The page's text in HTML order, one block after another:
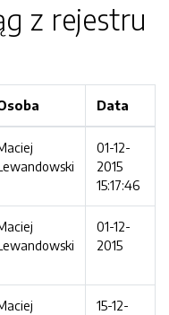
z rejestru
Data
01-12-
2015
15:17:46
01-12-
2015
15-12-